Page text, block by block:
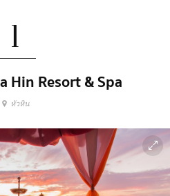
1
Hin Resort & Spa
หัวหิน